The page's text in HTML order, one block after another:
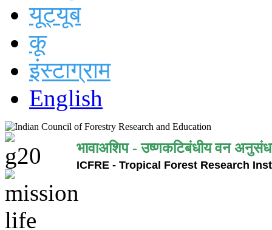
यूट्यूब
कू
इंस्टाग्राम
English
भावाअशिप - उष्णकटिबंधीय वन
ICFRE - Tropical Forest Research